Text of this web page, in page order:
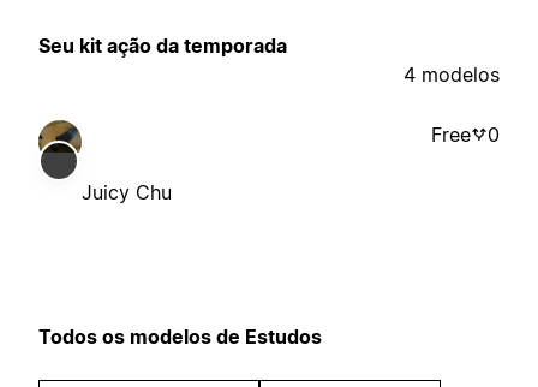
Seu kit ação da temporada
4 modelos
Juicy Chu
Free 0
Todos os modelos de Estudos